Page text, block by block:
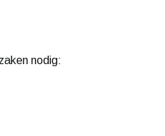
nodig: